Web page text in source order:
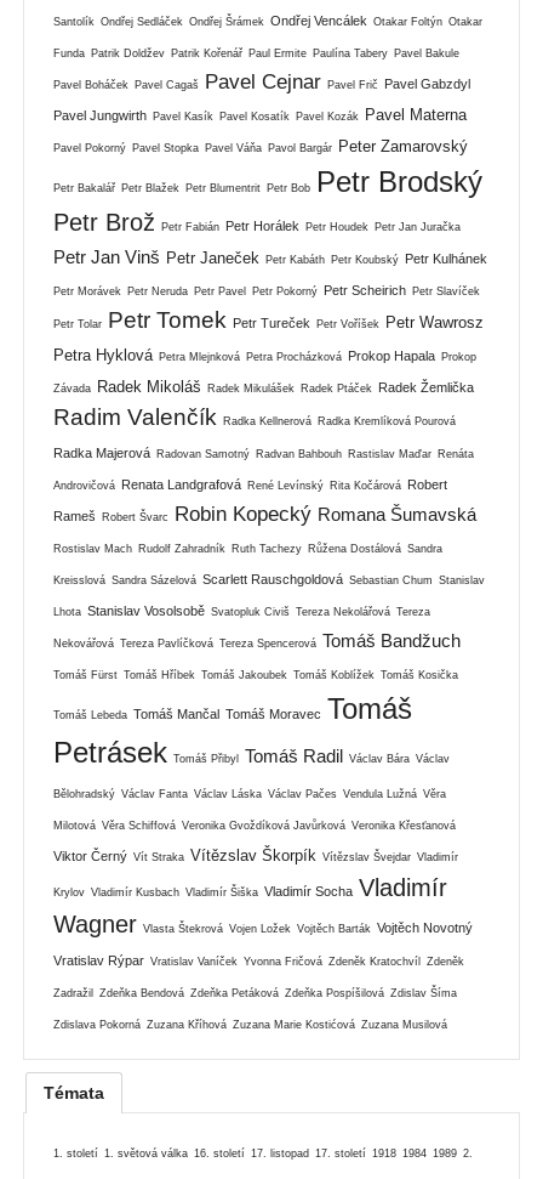
Santolík Ondřej Sedláček Ondřej Šrámek Ondřej Vencálek Otakar Foltýn Otakar
Funda Patrik Doldžev Patrik Kořenář Paul Ermite Paulína Tabery Pavel Bakule
Pavel Boháček Pavel Cagaš Pavel Cejnar Pavel Frič Pavel Gabzdyl
Pavel Jungwirth Pavel Kasík Pavel Kosatík Pavel Kozák Pavel Materna
Pavel Pokorný Pavel Stopka Pavel Váňa Pavol Bargár Peter Zamarovský
Petr Bakalář Petr Blažek Petr Blumentrit Petr Bob Petr Brodský
Petr Brož Petr Fabián Petr Horálek Petr Houdek Petr Jan Juračka
Petr Jan Vinš Petr Janeček Petr Kabáth Petr Koubský Petr Kulhánek
Petr Morávek Petr Neruda Petr Pavel Petr Pokorný Petr Scheirich Petr Slavíček
Petr Tolar Petr Tomek Petr Tureček Petr Voříšek
Petr Wawrosz
Petra Hyklová Petra Mlejnková Petra Procházková Prokop Hapala Prokop
Závada Radek Mikoláš Radek Mikulášek Radek Ptáček Radek Žemlička
Radim Valenčík Radka Kellnerová Radka Kremlíková Pourová
Radka Majerová Radovan Samotný Radvan Bahbouh Rastislav Maďar Renáta
Androvičová Renata Landgrafová René Levínský Rita Kočárová Robert
Rameš Robert Švarc Robin Kopecký Romana Šumavská
Rostislav Mach Rudolf Zahradník Ruth Tachezy Růžena Dostálová Sandra
Kreisslová Sandra Sázelová Scarlett Rauschgoldová Sebastian Chum Stanislav
Lhota Stanislav Vosolsobě Svatopluk Civiš Tereza Nekolářová Tereza
Nekovářová Tereza Pavlíčková Tereza Spencerová Tomáš Bandžuch
Tomáš Fürst Tomáš Hříbek Tomáš Jakoubek Tomáš Koblížek Tomáš Kosička
Tomáš Lebeda Tomáš Mančal Tomáš Moravec Tomáš
Petrásek Tomáš Přibyl Tomáš Radil Václav Bára Václav
Bělohradský Václav Fanta Václav Láska Václav Pačes Vendula Lužná Věra
Milotová Věra Schiffová Veronika Gvoždíková Javůrková Veronika Křesťanová
Viktor Černý Vít Straka Vítězslav Škorpík Vítězslav Švejdar Vladimír
Krylov Vladimír Kusbach Vladimír Šiška Vladimír Socha Vladimír
Wagner Vlasta Štekrová Vojen Ložek Vojtěch Barták Vojtěch Novotný
Vratislav Rýpar Vratislav Vaníček Yvonna Fričová Zdeněk Kratochvíl Zdeněk
Zadražil Zdeňka Bendová Zdeňka Petáková Zdeňka Pospíšilová Zdislav Šíma
Zdislava Pokorná Zuzana Kříhová Zuzana Marie Kostićová Zuzana Musilová
Témata
1. století 1. světová válka 16. století 17. listopad 17. století 1918 1984 1989 2.